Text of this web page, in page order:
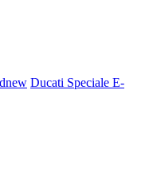
new Ducati Speciale E-